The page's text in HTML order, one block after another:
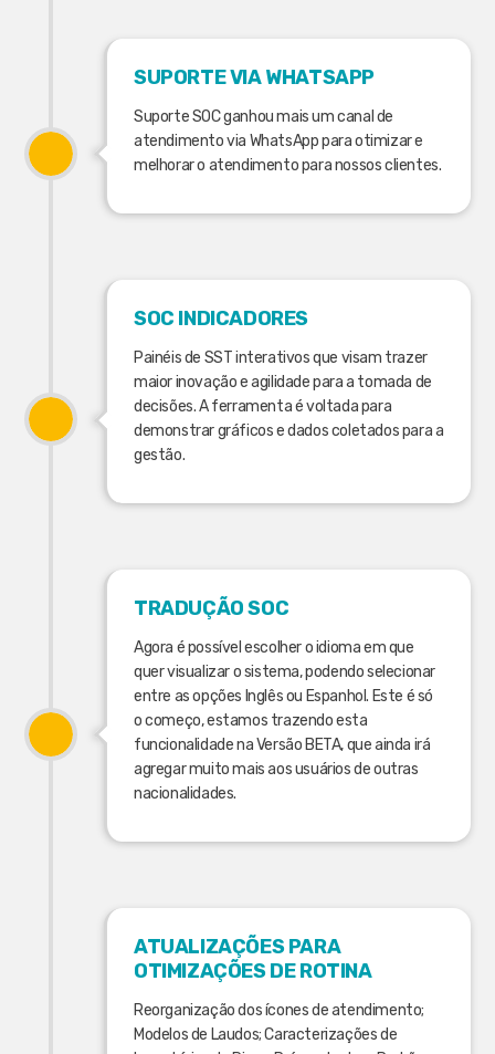
SUPORTE VIA WHATSAPP
Suporte SOC ganhou mais um canal de
atendimento via WhatsApp para otimizar e
melhorar o atendimento para nossos clientes.
SOC INDICADORES
Painéis de SST interativos que visam trazer
maior inovação e agilidade para a tomada de
decisões. A ferramenta é voltada para
demonstrar gráficos e dados coletados para a
gestão.
TRADUÇÃO SOC
Agora é possível escolher o idioma em que
quer visualizar o sistema, podendo selecionar
entre as opções Inglês ou Espanhol. Este é só
o começo, estamos trazendo esta
funcionalidade na Versão BETA, que ainda irá
agregar muito mais aos usuários de outras
nacionalidades.
ATUALIZAÇÕES PARA
OTIMIZAÇÕES DE ROTINA
Reorganização dos ícones de atendimento;
Modelos de Laudos; Caracterizações de